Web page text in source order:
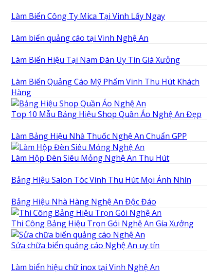
Làm Biển Công Ty Mica Tại Vinh Lấy Ngay
Làm biển quảng cáo tại Vinh Nghệ An
Làm Biển Hiệu Tại Nam Đàn Uy Tín Giá Xưởng
Làm Biển Quảng Cáo Mỹ Phẩm Vinh Thu Hút Khách
Hàng
Top 10 Mẫu Bảng Hiệu Shop Quần Áo Nghệ An Đẹp
Làm Bảng Hiệu Nhà Thuốc Nghệ An Chuẩn GPP
Làm Hộp Đèn Siêu Mỏng Nghệ An Thu Hút
Bảng Hiệu Salon Tóc Vinh Thu Hút Mọi Ánh Nhìn
Bảng Hiệu Nhà Hàng Nghệ An Độc Đáo
Thi Công Bảng Hiệu Trọn Gói Nghệ An Gía Xưởng
Sửa chữa biển quảng cáo Nghệ An uy tín
Làm biển hiệu chữ inox tại Vinh Nghệ An